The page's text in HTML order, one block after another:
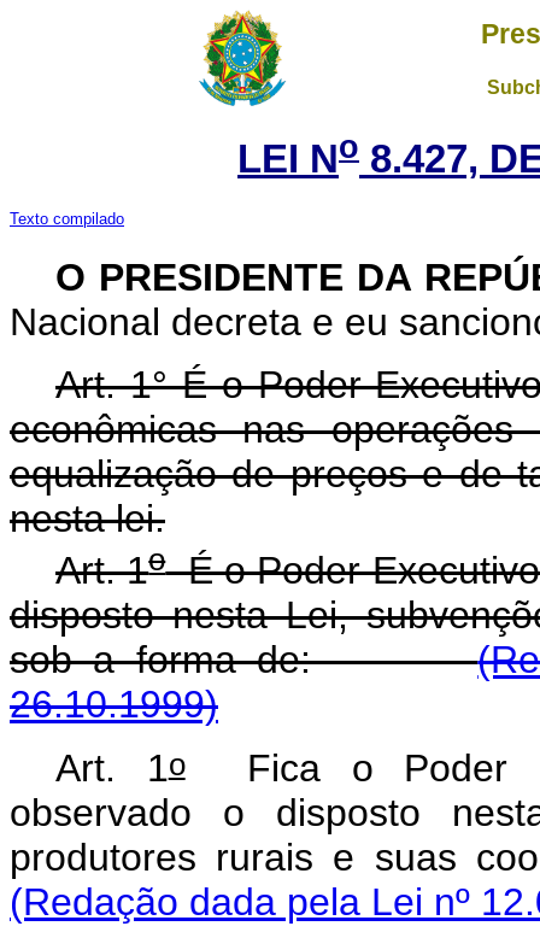
LEI No 8.427,
Texto compilado
O PRESIDENTE DA
Nacional decreta e eu
Art. 1° É o Poder
econômicas nas
equalização de preços e de
nesta lei.
Art. 1oÉ o Poder
disposto nesta Lei,
sob a forma de:
26.10.1999)
Art. 1oFica o Poder
observado o disposto
produtores rurais e
(Redação dada pela Lei nº